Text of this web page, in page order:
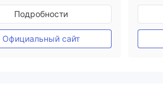
Регулирование в Австралия
Маркет-Мейкинг (MM)
Основной стандарт MT4
Подробности
Официальный сайт